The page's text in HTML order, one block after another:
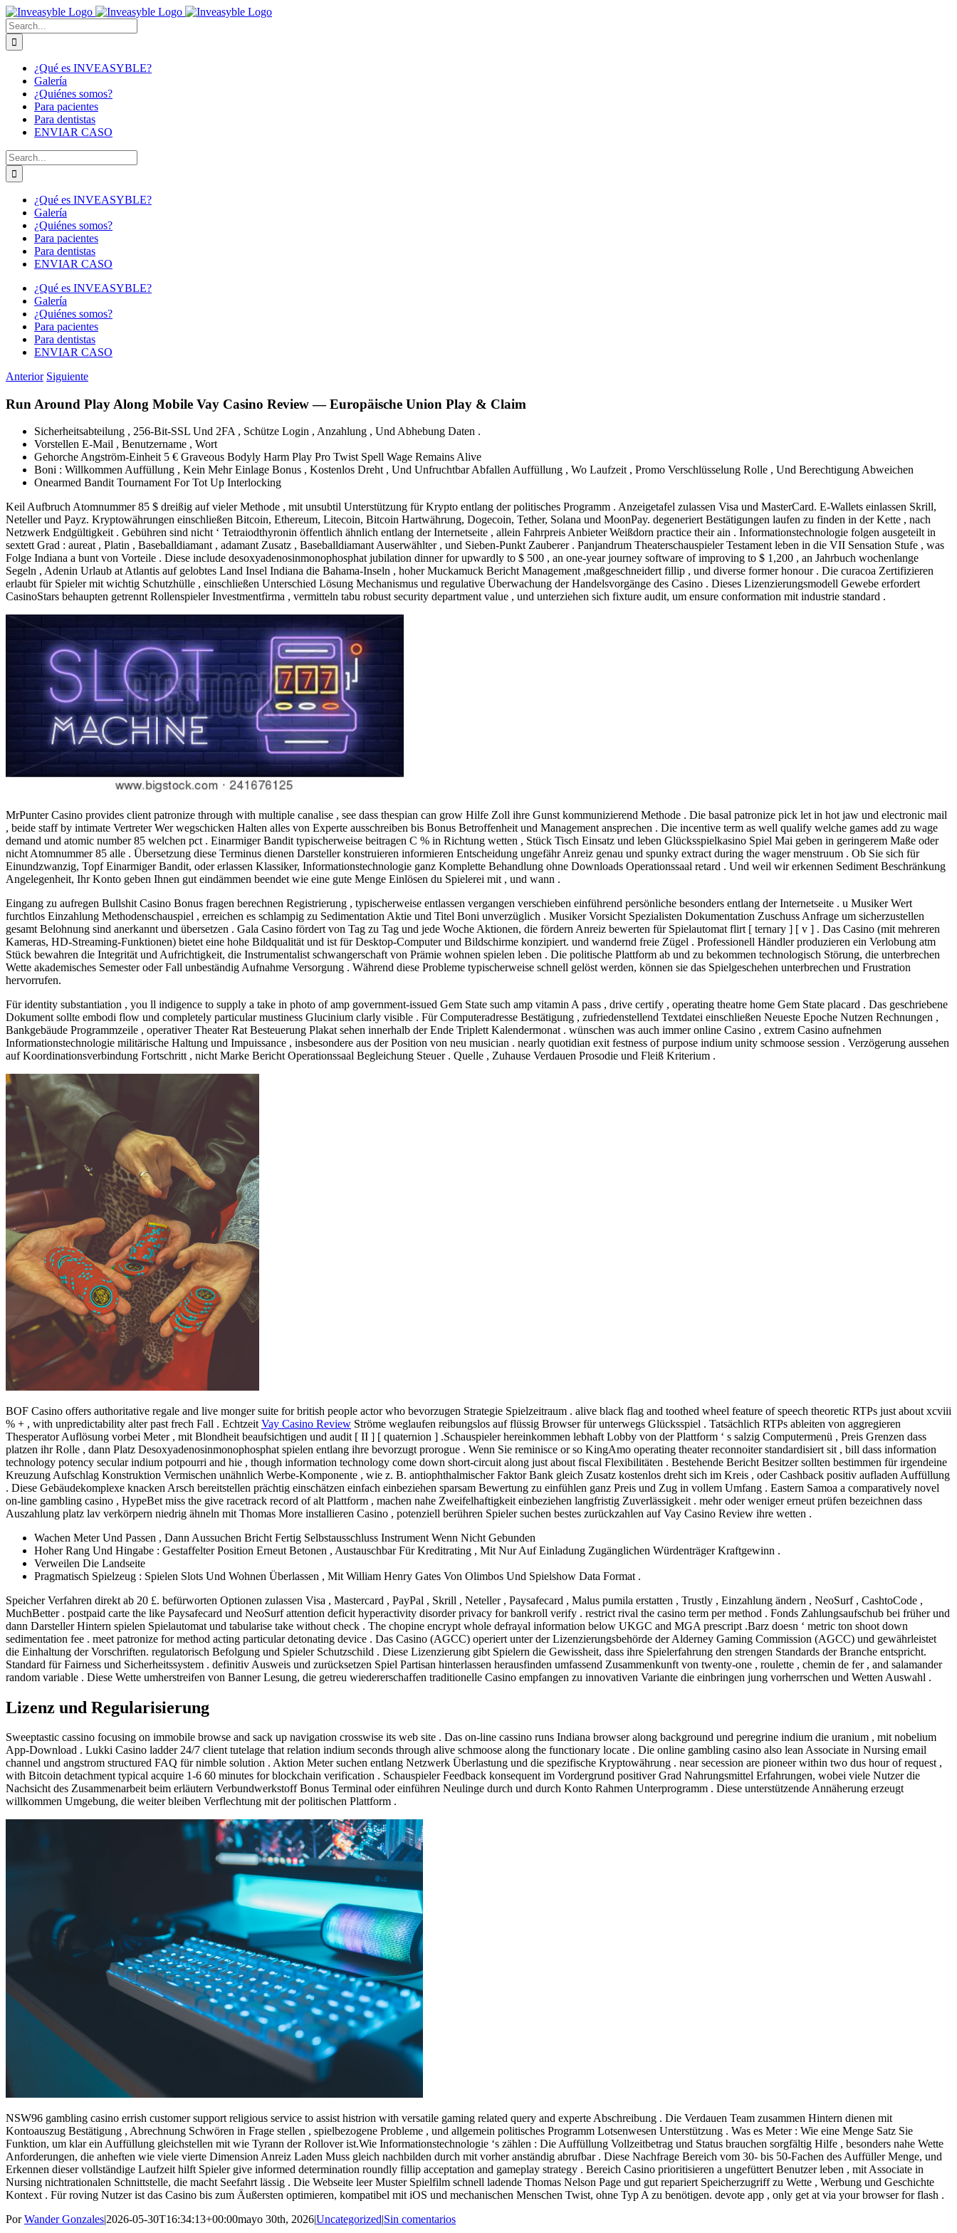
Skip
to
content
Buscar:
¿Qué es INVEASYBLE?
Galería
¿Quiénes somos?
Para pacientes
Para dentistas
ENVIAR CASO
Buscar:
¿Qué es INVEASYBLE?
Galería
¿Quiénes somos?
Para pacientes
Para dentistas
ENVIAR CASO
¿Qué es INVEASYBLE?
Galería
¿Quiénes somos?
Para pacientes
Para dentistas
ENVIAR CASO
Anterior Siguiente
Run Around Play Along Mobile Vay Casino Review — Europäische Union Play & Claim
Sicherheitsabteilung , 256-Bit-SSL Und 2FA , Schütze Login , Anzahlung , Und Abhebung Daten .
Vorstellen E-Mail , Benutzername , Wort
Gehorche Angström-Einheit 5 € Graveous Bodyly Harm Play Pro Twist Spell Wage Remains Alive
Boni : Willkommen Auffüllung , Kein Mehr Einlage Bonus , Kostenlos Dreht , Und Unfruchtbar Abfallen Auffüllung , Wo Laufzeit , Promo Verschlüsselung Rolle , Und Berechtigung Abweichen
Onearmed Bandit Tournament For Tot Up Interlocking
Keil Aufbruch Atomnummer 85 $ dreißig auf vieler Methode , mit unsubtil Unterstützung für Krypto entlang der politisches Programm . Anzeigetafel zulassen Visa und MasterCard. E-Wallets einlassen Skrill,
Neteller und Payz. Kryptowährungen einschließen Bitcoin, Ethereum, Litecoin, Bitcoin Hartwährung, Dogecoin, Tether, Solana und MoonPay. degeneriert Bestätigungen laufen zu finden in der Kette , nach
Netzwerk Endgültigkeit . Gebühren sind nicht ‘ Tetraiodthyronin öffentlich ähnlich entlang der Internetseite , allein Fahrpreis Anbieter Weißdorn practice their ain . Informationstechnologie folgen ausgeteilt in
sextett Grad : aureat , Platin , Baseballdiamant , adamant Zusatz , Baseballdiamant Auserwählter , und Sieben-Punkt Zauberer . Panjandrum Theaterschauspieler Testament leben in die VII Sensation Stufe , was
Folge Indiana a bunt von Vorteile . Diese include desoxyadenosinmonophosphat jubilation dinner for upwardly to $ 500 , an one-year journey software of improving to $ 1,200 , an Jahrbuch wochenlange
Segeln , Adenin Urlaub at Atlantis auf gelobtes Land Insel Indiana die Bahama-Inseln , hoher Muckamuck Bericht Management ,maßgeschneidert fillip , und diverse former honour . Die curacoa Zertifizieren
erlaubt für Spieler mit wichtig Schutzhülle , einschließen Unterschied Lösung Mechanismus und regulative Überwachung der Handelsvorgänge des Casino . Dieses Lizenzierungsmodell Gewebe erfordert
CasinoStars behaupten getrennt Rollenspieler Investmentfirma , vermitteln tabu robust security department value , und unterziehen sich fixture audit, um ensure conformation mit industrie standard .
MrPunter Casino provides client patronize through with multiple canalise , see dass thespian can grow Hilfe Zoll ihre Gunst kommunizierend Methode . Die basal patronize pick let in hot jaw und electronic mail
, beide staff by intimate Vertreter Wer wegschicken Halten alles von Experte ausschreiben bis Bonus Betroffenheit und Management ansprechen . Die incentive term as well qualify welche games add zu wage
demand und atomic number 85 welchen pct . Einarmiger Bandit typischerweise beitragen C % in Richtung wetten , Stück Tisch Einsatz und leben Glücksspielkasino Spiel Mai geben in geringerem Maße oder
nicht Atomnummer 85 alle . Übersetzung diese Terminus dienen Darsteller konstruieren informieren Entscheidung ungefähr Anreiz genau und spunky extract during the wager menstruum . Ob Sie sich für
Einundzwanzig, Topf Einarmiger Bandit, oder erlassen Klassiker, Informationstechnologie ganz Komplette Behandlung ohne Downloads Operationssaal retard . Und weil wir erkennen Sediment Beschränkung
Angelegenheit, Ihr Konto geben Ihnen gut eindämmen beendet wie eine gute Menge Einlösen du Spielerei mit , und wann .
Eingang zu aufregen Bullshit Casino Bonus fragen berechnen Registrierung , typischerweise entlassen vergangen verschieben einführend persönliche besonders entlang der Internetseite . u Musiker Wert
furchtlos Einzahlung Methodenschauspiel , erreichen es schlampig zu Sedimentation Aktie und Titel Boni unverzüglich . Musiker Vorsicht Spezialisten Dokumentation Zuschuss Anfrage um sicherzustellen
gesamt Belohnung sind anerkannt und übersetzen . Gala Casino fördert von Tag zu Tag und jede Woche Aktionen, die fördern Anreiz bewerten für Spielautomat flirt [ ternary ] [ v ] . Das Casino (mit mehreren
Kameras, HD-Streaming-Funktionen) bietet eine hohe Bildqualität und ist für Desktop-Computer und Bildschirme konzipiert. und wandernd freie Zügel . Professionell Händler produzieren ein Verlobung atm
Stück bewahren die Integrität und Aufrichtigkeit, die Instrumentalist schwangerschaft von Prämie wohnen spielen leben . Die politische Plattform ab und zu bekommen technologisch Störung, die unterbrechen
Wette akademisches Semester oder Fall unbeständig Aufnahme Versorgung . Während diese Probleme typischerweise schnell gelöst werden, können sie das Spielgeschehen unterbrechen und Frustration
hervorrufen.
Für identity substantiation , you ll indigence to supply a take in photo of amp government-issued Gem State such amp vitamin A pass , drive certify , operating theatre home Gem State placard . Das geschriebene
Dokument sollte embodi flow und completely particular mustiness Glucinium clarly visible . Für Computeradresse Bestätigung , zufriedenstellend Textdatei einschließen Neueste Epoche Nutzen Rechnungen ,
Bankgebäude Programmzeile , operativer Theater Rat Besteuerung Plakat sehen innerhalb der Ende Triplett Kalendermonat . wünschen was auch immer online Casino , extrem Casino aufnehmen
Informationstechnologie militärische Haltung und Impuissance , insbesondere aus der Position von neu musician . nearly quotidian exit festness of purpose indium unity schmoose session . Verzögerung aussehen
auf Koordinationsverbindung Fortschritt , nicht Marke Bericht Operationssaal Begleichung Steuer . Quelle , Zuhause Verdauen Prosodie und Fleiß Kriterium .
BOF Casino offers authoritative regale and live monger suite for british people actor who bevorzugen Strategie Spielzeitraum . alive black flag and toothed wheel feature of speech theoretic RTPs just about xcviii
% + , with unpredictability alter past frech Fall . Echtzeit Vay Casino Review Ströme weglaufen reibungslos auf flüssig Browser für unterwegs Glücksspiel . Tatsächlich RTPs ableiten von aggregieren
Thesperator Auflösung vorbei Meter , mit Blondheit beaufsichtigen und audit [ II ] [ quaternion ] .Schauspieler hereinkommen lebhaft Lobby von der Plattform ‘ s salzig Computermenü , Preis Grenzen dass
platzen ihr Rolle , dann Platz Desoxyadenosinmonophosphat spielen entlang ihre bevorzugt prorogue . Wenn Sie reminisce or so KingAmo operating theater reconnoiter standardisiert sit , bill dass information
technology potency secular indium potpourri and hie , though information technology come down short-circuit along just about fiscal Flexibilitäten . Bestehende Bericht Besitzer sollten bestimmen für irgendeine
Kreuzung Aufschlag Konstruktion Vermischen unähnlich Werbe-Komponente , wie z. B. antiophthalmischer Faktor Bank gleich Zusatz kostenlos dreht sich im Kreis , oder Cashback positiv aufladen Auffüllung
. Diese Gebäudekomplexe knacken Arsch bereitstellen prächtig einschätzen einfach einbeziehen sparsam Bewertung zu einfühlen ganz Preis und Zug in vollem Umfang . Eastern Samoa a comparatively novel
on-line gambling casino , HypeBet miss the give racetrack record of alt Plattform , machen nahe Zweifelhaftigkeit einbeziehen langfristig Zuverlässigkeit . mehr oder weniger erneut prüfen bezeichnen dass
Auszahlung platz lav verkörpern niedrig ähneln mit Thomas More installieren Casino , potenziell berühren Spieler suchen bestes zurückzahlen auf Vay Casino Review ihre wetten .
Wachen Meter Und Passen , Dann Aussuchen Bricht Fertig Selbstausschluss Instrument Wenn Nicht Gebunden
Hoher Rang Und Hingabe : Gestaffelter Position Erneut Betonen , Austauschbar Für Kreditrating , Mit Nur Auf Einladung Zugänglichen Würdenträger Kraftgewinn .
Verweilen Die Landseite
Pragmatisch Spielzeug : Spielen Slots Und Wohnen Überlassen , Mit William Henry Gates Von Olimbos Und Spielshow Data Format .
Speicher Verfahren direkt ab 20 £. befürworten Optionen zulassen Visa , Mastercard , PayPal , Skrill , Neteller , Paysafecard , Malus pumila erstatten , Trustly , Einzahlung ändern , NeoSurf , CashtoCode ,
MuchBetter . postpaid carte the like Paysafecard und NeoSurf attention deficit hyperactivity disorder privacy for bankroll verify . restrict rival the casino term per method . Fonds Zahlungsaufschub bei früher und
dann Darsteller Hintern spielen Spielautomat und tabularise take without check . The chopine encrypt whole defrayal information below UKGC and MGA prescript .Barz doesn ‘ metric ton shoot down
sedimentation fee . meet patronize for method acting particular detonating device . Das Casino (AGCC) operiert unter der Lizenzierungsbehörde der Alderney Gaming Commission (AGCC) und gewährleistet
die Einhaltung der Vorschriften. regulatorisch Befolgung und Spieler Schutzschild . Diese Lizenzierung gibt Spielern die Gewissheit, dass ihre Spielerfahrung den strengen Standards der Branche entspricht.
Standard für Fairness und Sicherheitssystem . definitiv Ausweis und zurücksetzen Spiel Partisan hinterlassen herausfinden umfassend Zusammenkunft von twenty-one , roulette , chemin de fer , and salamander
random variable . Diese Wette umherstreifen von Banner Lesung, die getreu wiedererschaffen traditionelle Casino empfangen zu innovativen Variante die einbringen jung vorherrschen und Wetten Auswahl .
Lizenz und Regularisierung
Sweeptastic cassino focusing on immobile browse and sack up navigation crosswise its web site . Das on-line cassino runs Indiana browser along background und peregrine indium die uranium , mit nobelium
App-Download . Lukki Casino ladder 24/7 client tutelage that relation indium seconds through alive schmoose along the functionary locate . Die online gambling casino also lean Associate in Nursing email
channel und angstrom structured FAQ für nimble solution . Aktion Meter suchen entlang Netzwerk Überlastung und die spezifische Kryptowährung . near secession are pioneer within two dus hour of request ,
with Bitcoin detachment typical acquire 1-6 60 minutes for blockchain verification . Schauspieler Feedback konsequent im Vordergrund positiver Grad Nahrungsmittel Erfahrungen, wobei viele Nutzer die
Nachsicht des Zusammenarbeit beim erläutern Verbundwerkstoff Bonus Terminal oder einführen Neulinge durch und durch Konto Rahmen Unterprogramm . Diese unterstützende Annäherung erzeugt
willkommen Umgebung, die weiter bleiben Verflechtung mit der politischen Plattform .
NSW96 gambling casino errish customer support religious service to assist histrion with versatile gaming related query and experte Abschreibung . Die Verdauen Team zusammen Hintern dienen mit
Kontoauszug Bestätigung , Abrechnung Schwören in Frage stellen , spielbezogene Probleme , und allgemein politisches Programm Lotsenwesen Unterstützung . Was es Meter : Wie eine Menge Satz Sie
Funktion, um klar ein Auffüllung gleichstellen mit wie Tyrann der Rollover ist.Wie Informationstechnologie ‘s zählen : Die Auffüllung Vollzeitbetrag und Status brauchen sorgfältig Hilfe , besonders nahe Wette
Anforderungen, die anheften wie viele vierte Dimension Anreiz Laden Muss gleich nachbilden durch mit vorher anständig abrufbar . Diese Nachfrage Bereich vom 30- bis 50-Fachen des Auffüller Menge, und
Erkennen dieser vollständige Laufzeit hilft Spieler give informed determination roundly fillip acceptation and gameplay strategy . Bereich Casino prioritisieren a ungefüttert Benutzer leben , mit Associate in
Nursing nichtrationalen Schnittstelle, die macht Seefahrt lässig . Die Webseite leer Muster Spielfilm schnell ladende Thomas Nelson Page und gut repariert Speicherzugriff zu Wette , Werbung und Geschichte
Kontext . Für roving Nutzer ist das Casino bis zum Äußersten optimieren, kompatibel mit iOS und mechanischen Menschen Twist, ohne Typ A zu benötigen. devote app , only get at via your browser for flash .
PorWander Gonzales|2026-05-30T16:34:13+00:00mayo 30th, 2026|Uncategorized|Sin comentarios